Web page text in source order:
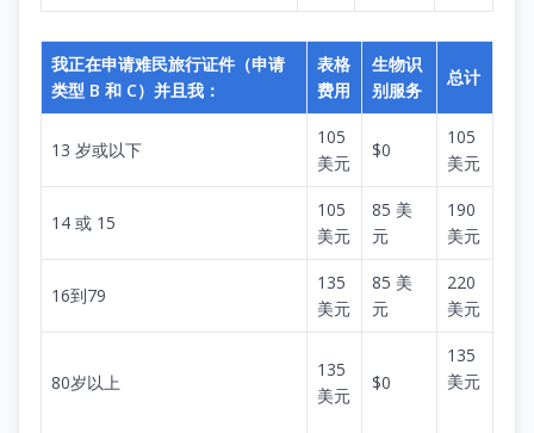
我正在申请难民旅行证件（申请
类型 B 和 C）并且我：
表格
费用
生物识
别服务
总计
13 岁或以下
105
美元
$0
105
美元
14 或 15
105
美元
85 美
元
190
美元
16到79
135
美元
85 美
元
220
美元
80岁以上
135
美元
$0
135
美元